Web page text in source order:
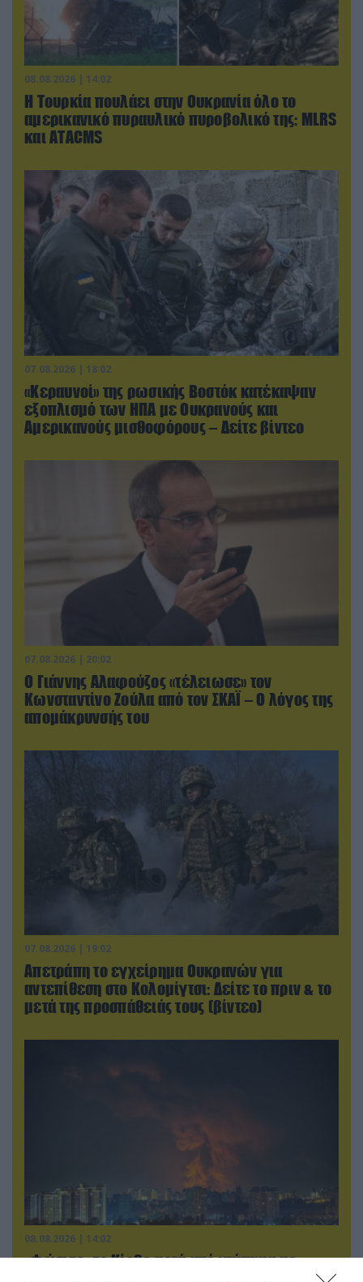
08.08.2026 | 14:02
Η Τουρκία πουλάει στην Ουκρανία όλο το
αμερικανικό πυραυλικό πυροβολικό της: MLRS
και ΑΤΑCMS
07.08.2026 | 18:02
«Κεραυνοί» της ρωσικής Βοστόκ κατέκαψαν
εξοπλισμό των ΗΠΑ με Ουκρανούς και
Αμερικανούς μισθοφόρους – Δείτε βίντεο
07.08.2026 | 20:02
Ο Γιάννης Αλαφούζος «τέλειωσε» τον
Κωνσταντίνο Ζούλα από τον ΣΚΑΪ – Ο λόγος της
απομάκρυνσής του
07.08.2026 | 19:02
Απετράπη το εγχείρημα Ουκρανών για
αντεπίθεση στο Κολομίγτσι: Δείτε το πριν & το
μετά της προσπάθειάς τους (βίντεο)
08.08.2026 | 14:02
«Φώτισε» το Κίεβο μετά από χτύπημα με